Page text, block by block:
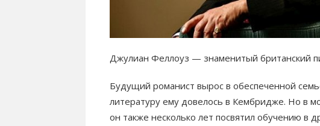
Джулиан Феллоуз — знаменитый британский
Будущий романист вырос в обеспеченной
литературу ему довелось в Кембридже. Но в
он также несколько лет посвятил обучению в